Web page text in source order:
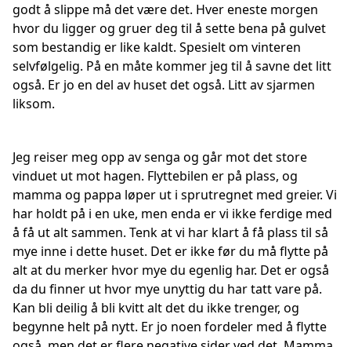
godt å slippe må det være det. Hver eneste morgen
hvor du ligger og gruer deg til å sette bena på gulvet
som bestandig er like kaldt. Spesielt om vinteren
selvfølgelig. På en måte kommer jeg til å savne det litt
også. Er jo en del av huset det også. Litt av sjarmen
liksom.
Jeg reiser meg opp av senga og går mot det store
vinduet ut mot hagen. Flyttebilen er på plass, og
mamma og pappa løper ut i sprutregnet med greier. Vi
har holdt på i en uke, men enda er vi ikke ferdige med
å få ut alt sammen. Tenk at vi har klart å få plass til så
mye inne i dette huset. Det er ikke før du må flytte på
alt at du merker hvor mye du egenlig har. Det er også
da du finner ut hvor mye unyttig du har tatt vare på.
Kan bli deilig å bli kvitt alt det du ikke trenger, og
begynne helt på nytt. Er jo noen fordeler med å flytte